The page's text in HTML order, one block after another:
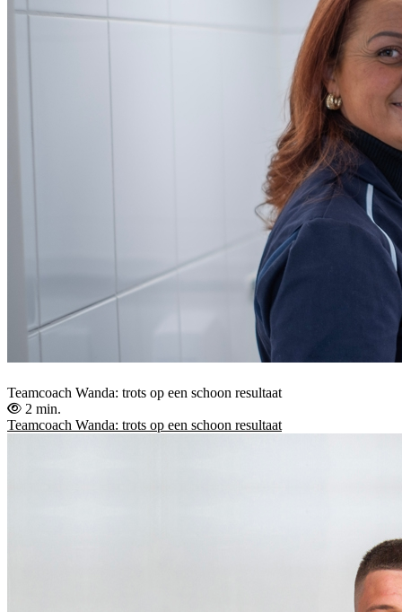
Teamcoach Wanda: trots op een schoon resultaat
2 min.
Teamcoach Wanda: trots op een schoon resultaat